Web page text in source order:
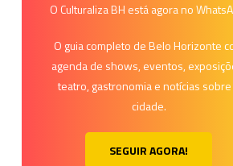
O Culturaliza BH está agora no
O guia completo de Belo Horizonte
agenda de shows, eventos,
teatro, gastronomia e notícias
cidade.
SEGUIR AGORA!